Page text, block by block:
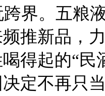
界。五粮
推新品，
得起的“民
定不再只